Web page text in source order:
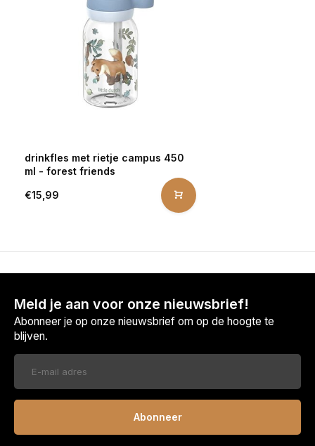
drinkfles met rietje campus 450
ml - forest friends
€15,99
Meld je aan voor onze nieuwsbrief!
Abonneer je op onze nieuwsbrief om op de hoogte te
blijven.
Abonneer